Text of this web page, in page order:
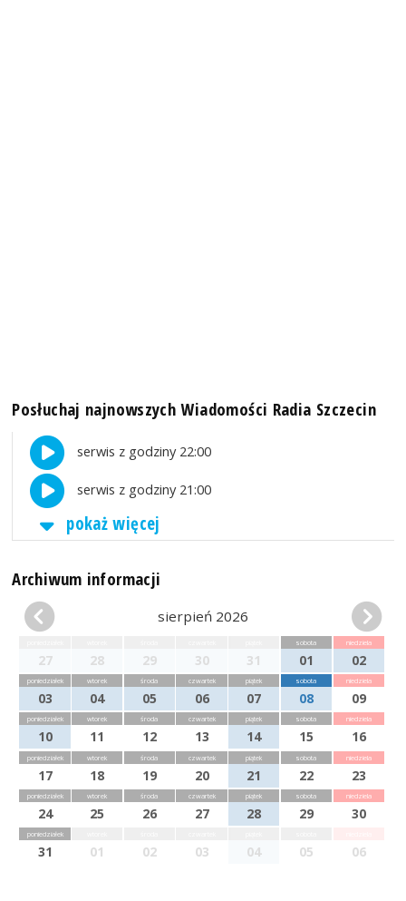
Posłuchaj najnowszych Wiadomości Radia Szczecin
serwis z godziny 22:00
serwis z godziny 21:00
pokaż więcej
Archiwum informacji
sierpień 2026
27 28 29 30 31
sobota
01
niedziela
02
poniedziałek
03
wtorek
04
środa
05
czwartek
06
piątek
07
sobota
08
niedziela
09
poniedziałek
10
wtorek
11
środa
12
czwartek
13
piątek
14
sobota
15
niedziela
16
poniedziałek
17
wtorek
18
środa
19
czwartek
20
piątek
21
sobota
22
niedziela
23
poniedziałek
24
wtorek
25
środa
26
czwartek
27
piątek
28
sobota
29
niedziela
30
poniedziałek
31 01 02 03 04 05 06